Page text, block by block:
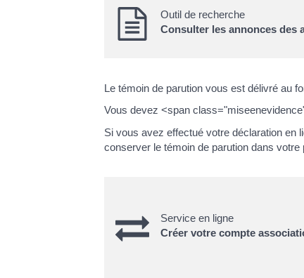
Outil de recherche
Consulter les annonces des
Le témoin de parution vous est délivré au
Vous devez <span
Si vous avez effectué votre déclaration en
conserver le témoin de parution dans
Service en ligne
Créer votre compte